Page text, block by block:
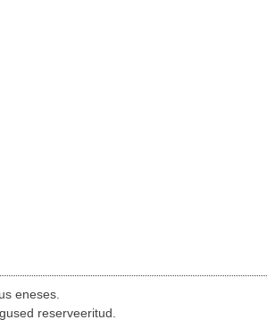
eneses.
reserveeritud.